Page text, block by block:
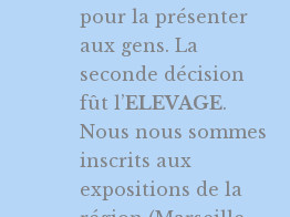
pour la présenter
aux gens. La
seconde décision
fût l’ELEVAGE.
Nous nous sommes
inscrits aux
expositions de la